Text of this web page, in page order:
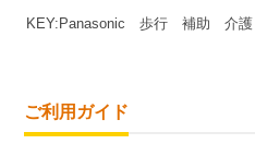
KEY: Panasonic 歩行 補助 介護
ご利用ガイド